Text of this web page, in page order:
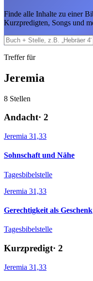
Finde alle Inhalte zu einer
Kurzpredigten, Songs und
Treffer für
Jeremia
8 Stellen
Andacht· 2
Jeremia 31,33
Sohnschaft und Nähe
Tagesbibelstelle
Jeremia 31,33
Gerechtigkeit als Geschenk
Tagesbibelstelle
Kurzpredigt· 2
Jeremia 31,33